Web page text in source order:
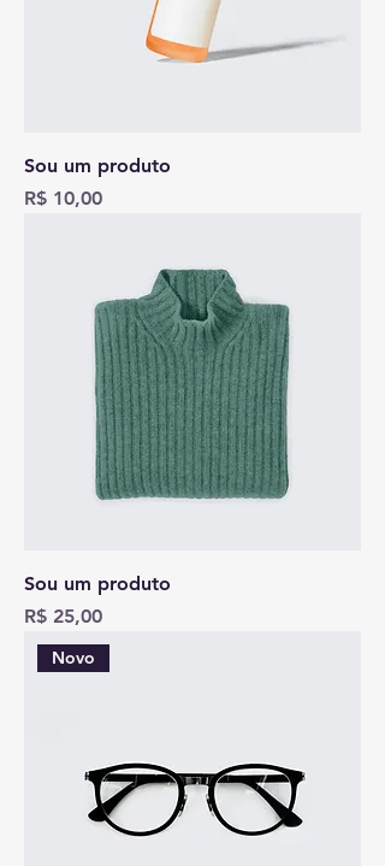
Sou um produto
Preço
R$ 10,00
Sou um produto
Preço
R$ 25,00
Novo